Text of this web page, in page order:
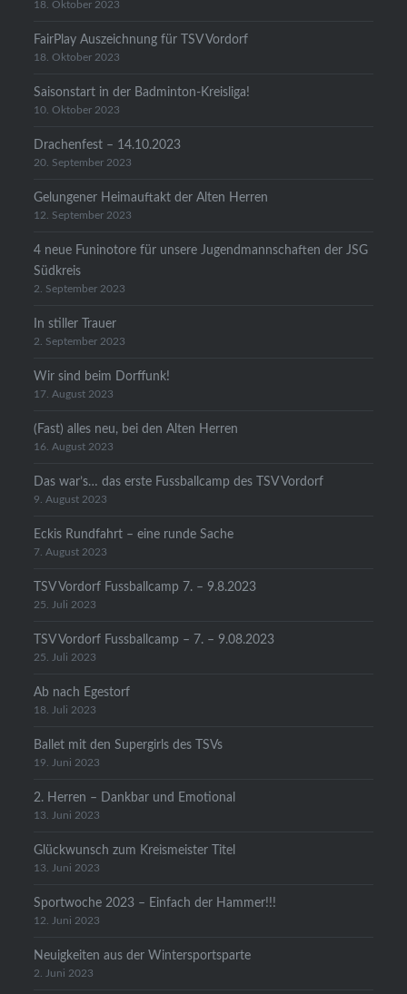
18. Oktober 2023
FairPlay Auszeichnung für TSV Vordorf
18. Oktober 2023
Saisonstart in der Badminton-Kreisliga!
10. Oktober 2023
Drachenfest – 14.10.2023
20. September 2023
Gelungener Heimauftakt der Alten Herren
12. September 2023
4 neue Funinotore für unsere Jugendmannschaften der JSG
Südkreis
2. September 2023
In stiller Trauer
2. September 2023
Wir sind beim Dorffunk!
17. August 2023
(Fast) alles neu, bei den Alten Herren
16. August 2023
Das war’s… das erste Fussballcamp des TSV Vordorf
9. August 2023
Eckis Rundfahrt – eine runde Sache
7. August 2023
TSV Vordorf Fussballcamp 7. – 9.8.2023
25. Juli 2023
TSV Vordorf Fussballcamp – 7. – 9.08.2023
25. Juli 2023
Ab nach Egestorf
18. Juli 2023
Ballet mit den Supergirls des TSVs
19. Juni 2023
2. Herren – Dankbar und Emotional
13. Juni 2023
Glückwunsch zum Kreismeister Titel
13. Juni 2023
Sportwoche 2023 – Einfach der Hammer!!!
12. Juni 2023
Neuigkeiten aus der Wintersportsparte
2. Juni 2023